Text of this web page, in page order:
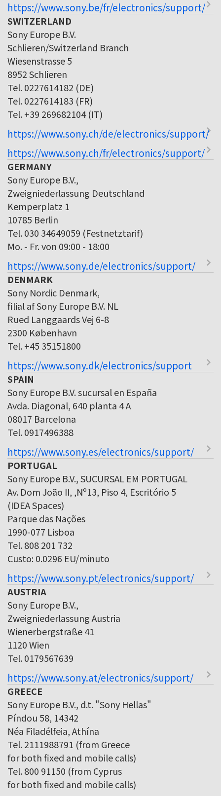
https://www.sony.be/fr/electronics/support/
SWITZERLAND
Sony Europe B.V.
Schlieren/Switzerland Branch
Wiesenstrasse 5
8952 Schlieren
Tel. 0227614182 (DE)
Tel. 0227614183 (FR)
Tel. +39 269682104 (IT)
https://www.sony.ch/de/electronics/support/
https://www.sony.ch/fr/electronics/support/
GERMANY
Sony Europe B.V.,
Zweigniederlassung Deutschland
Kemperplatz 1
10785 Berlin
Tel. 030 34649059 (Festnetztarif)
Mo. - Fr. von 09:00 - 18:00
https://www.sony.de/electronics/support/
DENMARK
Sony Nordic Denmark,
filial af Sony Europe B.V. NL
Rued Langgaards Vej 6-8
2300 København
Tel. +45 35151800
https://www.sony.dk/electronics/support
SPAIN
Sony Europe B.V. sucursal en España
Avda. Diagonal, 640 planta 4 A
08017 Barcelona
Tel. 0917496388
https://www.sony.es/electronics/support/
PORTUGAL
Sony Europe B.V., SUCURSAL EM PORTUGAL
Av. Dom João II, ,Nº13, Piso 4, Escritório 5
(IDEA Spaces)
Parque das Nações
1990-077 Lisboa
Tel. 808 201 732
Custo: 0.0296 EU/minuto
https://www.sony.pt/electronics/support/
AUSTRIA
Sony Europe B.V.,
Zweigniederlassung Austria
Wienerbergstraße 41
1120 Wien
Tel. 0179567639
https://www.sony.at/electronics/support/
GREECE
Sony Europe B.V., d.t. "Sony Hellas"
Píndou 58, 14342
Néa Filadélfeia, Athína
Tel. 2111988791 (from Greece
for both fixed and mobile calls)
Tel. 800 91150 (from Cyprus
for both fixed and mobile calls)